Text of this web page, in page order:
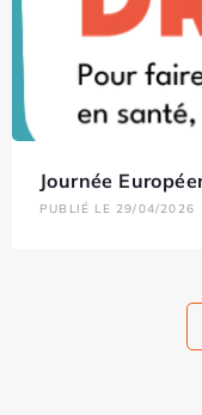
Journée
PUBLIÉ LE 29/04/2026